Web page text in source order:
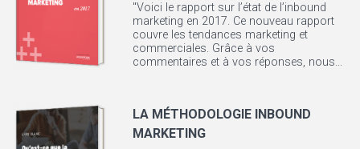
"Voici le rapport sur l’état de l’inbound
marketing en 2017. Ce nouveau rapport
couvre les tendances marketing et
commerciales. Grâce à vos
commentaires et à vos réponses, nous...
LA MÉTHODOLOGIE INBOUND
MARKETING